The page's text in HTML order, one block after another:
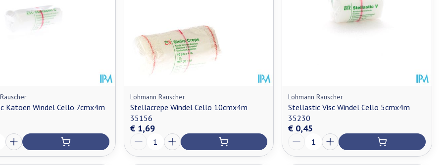
Katoen Windel Cello 7cmx4m
Lohmann Rauscher
Stellacrepe Windel Cello 10cmx4m
35156
€ 1,69
Aantal
Lohmann Rauscher
Stellastic Visc Windel Cello 5cmx4m
35230
€ 0,45
Aantal